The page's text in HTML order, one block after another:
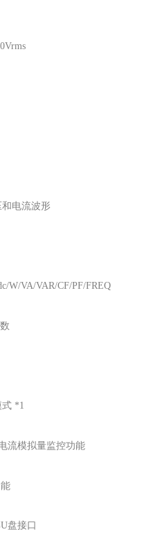
电流波形
W/VA/VAR/CF/PF/FREQ
式 *1
流模拟量监控功能
盘接口